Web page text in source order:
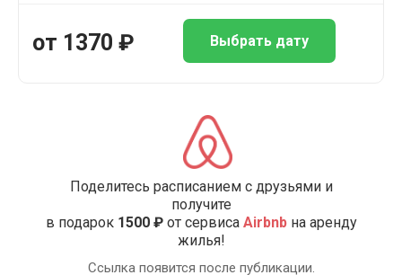
от 1370 ₽ Выбрать дату
Поделитесь расписанием с друзьями и
получите
в подарок 1500 ₽от сервиса Airbnbна аренду
жилья!
Ссылка появится после публикации.